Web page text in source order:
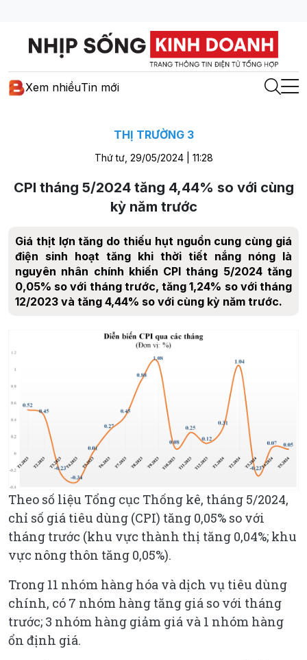
Xem nhiềuTin mới
THỊ TRƯỜNG 3
Thứ tư, 29/05/2024 | 11:28
CPI tháng 5/2024 tăng 4,44% so với cùng
kỳ năm trước
Giá thịt lợn tăng do thiếu hụt nguồn cung cùng giá
điện sinh hoạt tăng khi thời tiết nắng nóng là
nguyên nhân chính khiến CPI tháng 5/2024 tăng
0,05% so với tháng trước, tăng 1,24% so với tháng
12/2023 và tăng 4,44% so với cùng kỳ năm trước.
Theo số liệu Tổng cục Thống kê, tháng 5/2024,
chỉ số giá tiêu dùng (CPI) tăng 0,05% so với
tháng trước (khu vực thành thị tăng 0,04%; khu
vực nông thôn tăng 0,05%).
Trong 11 nhóm hàng hóa và dịch vụ tiêu dùng
chính, có 7 nhóm hàng tăng giá so với tháng
trước; 3 nhóm hàng giảm giá và 1 nhóm hàng
ổn định giá.